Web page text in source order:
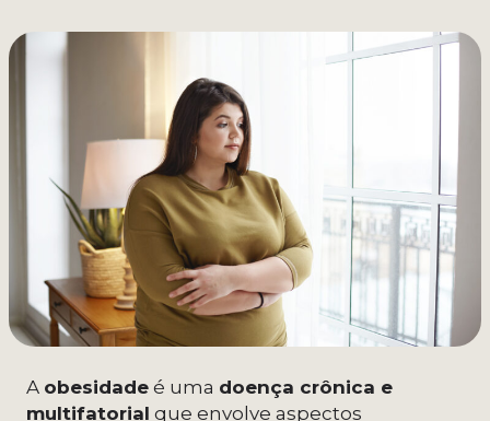
A obesidade é uma doença crônica e
multifatorial que envolve aspectos